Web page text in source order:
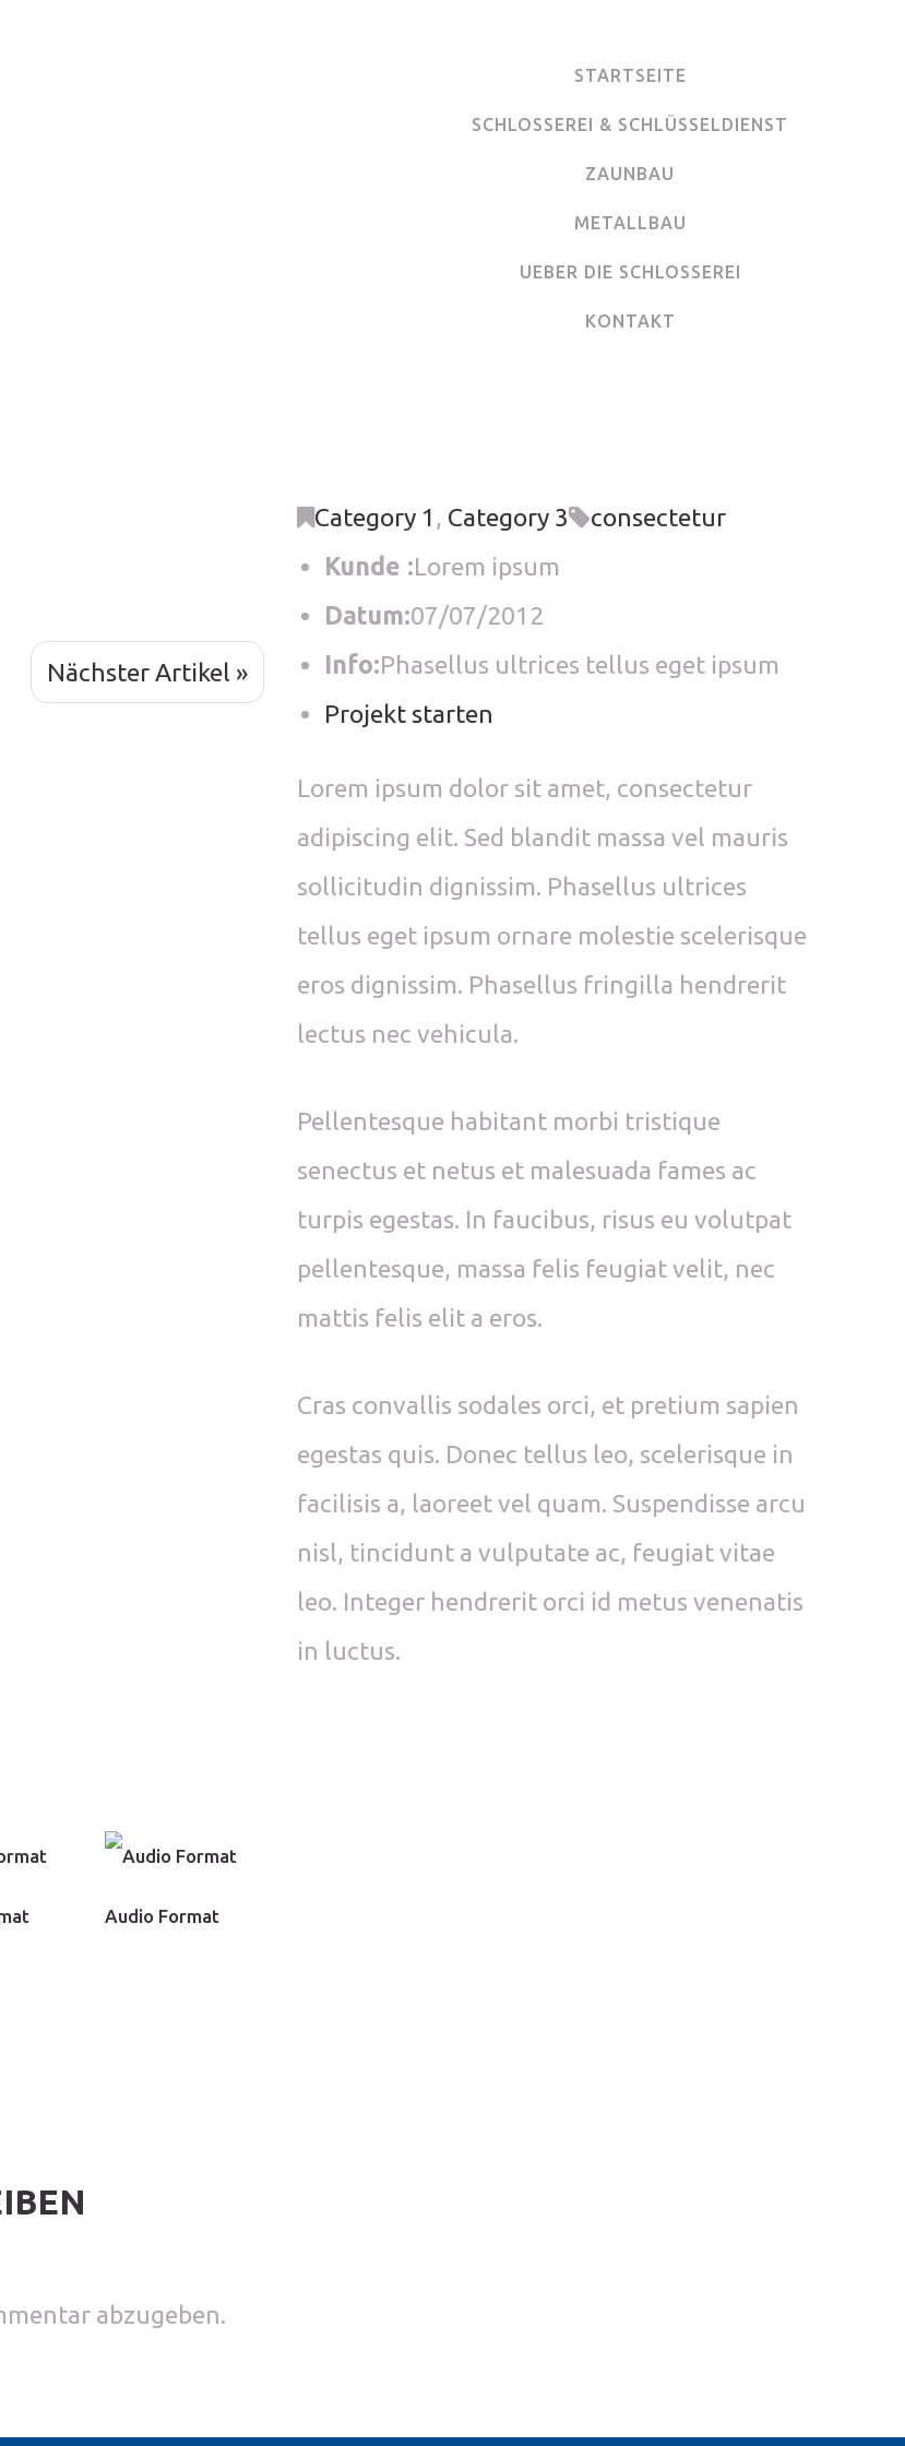
STARTSEITE
SCHLOSSEREI & SCHLÜSSELDIENST
ZAUNBAU
METALLBAU
UEBER DIE SCHLOSSEREI
KONTAKT
Nächster Artikel »
Category 1 , Category 3
consectetur
Kunde :Lorem ipsum
Datum:07/07/2012
Info:Phasellus ultrices tellus eget ipsum
Projekt starten
Lorem ipsum dolor sit amet, consectetur
adipiscing elit. Sed blandit massa vel mauris
sollicitudin dignissim. Phasellus ultrices
tellus eget ipsum ornare molestie scelerisque
eros dignissim. Phasellus fringilla hendrerit
lectus nec vehicula.
Pellentesque habitant morbi tristique
senectus et netus et malesuada fames ac
turpis egestas. In faucibus, risus eu volutpat
pellentesque, massa felis feugiat velit, nec
mattis felis elit a eros.
Cras convallis sodales orci, et pretium sapien
egestas quis. Donec tellus leo, scelerisque in
facilisis a, laoreet vel quam. Suspendisse arcu
nisl, tincidunt a vulputate ac, feugiat vitae
leo. Integer hendrerit orci id metus venenatis
in luctus.
Audio Format
abzugeben.